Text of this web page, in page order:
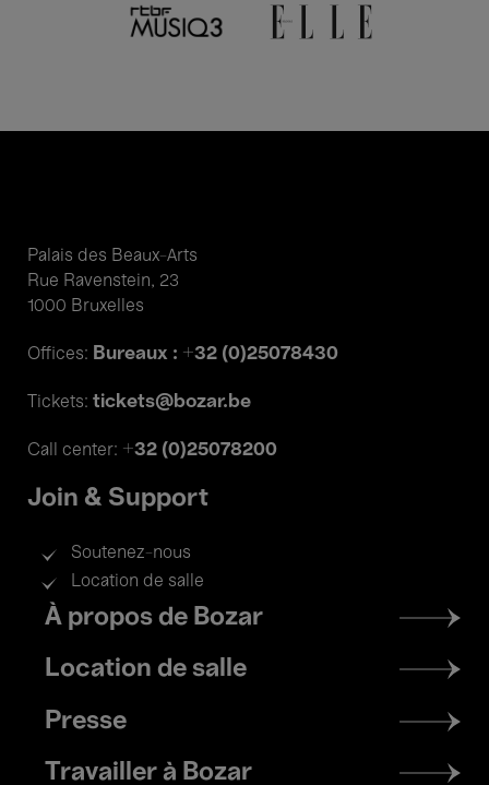
Palais des Beaux-Arts
Rue Ravenstein, 23
1000 Bruxelles
Offices: Bureaux : +32 (0)25078430
Tickets: tickets@bozar.be
Call center: +32 (0)25078200
Join & Support
Soutenez-nous
Location de salle
Footer
menu
À propos de Bozar
Location de salle
Presse
Travailler à Bozar